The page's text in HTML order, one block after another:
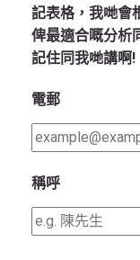
記表格，我哋會
俾最適合嘅分析
記住同我哋講啊!
電郵
稱呼